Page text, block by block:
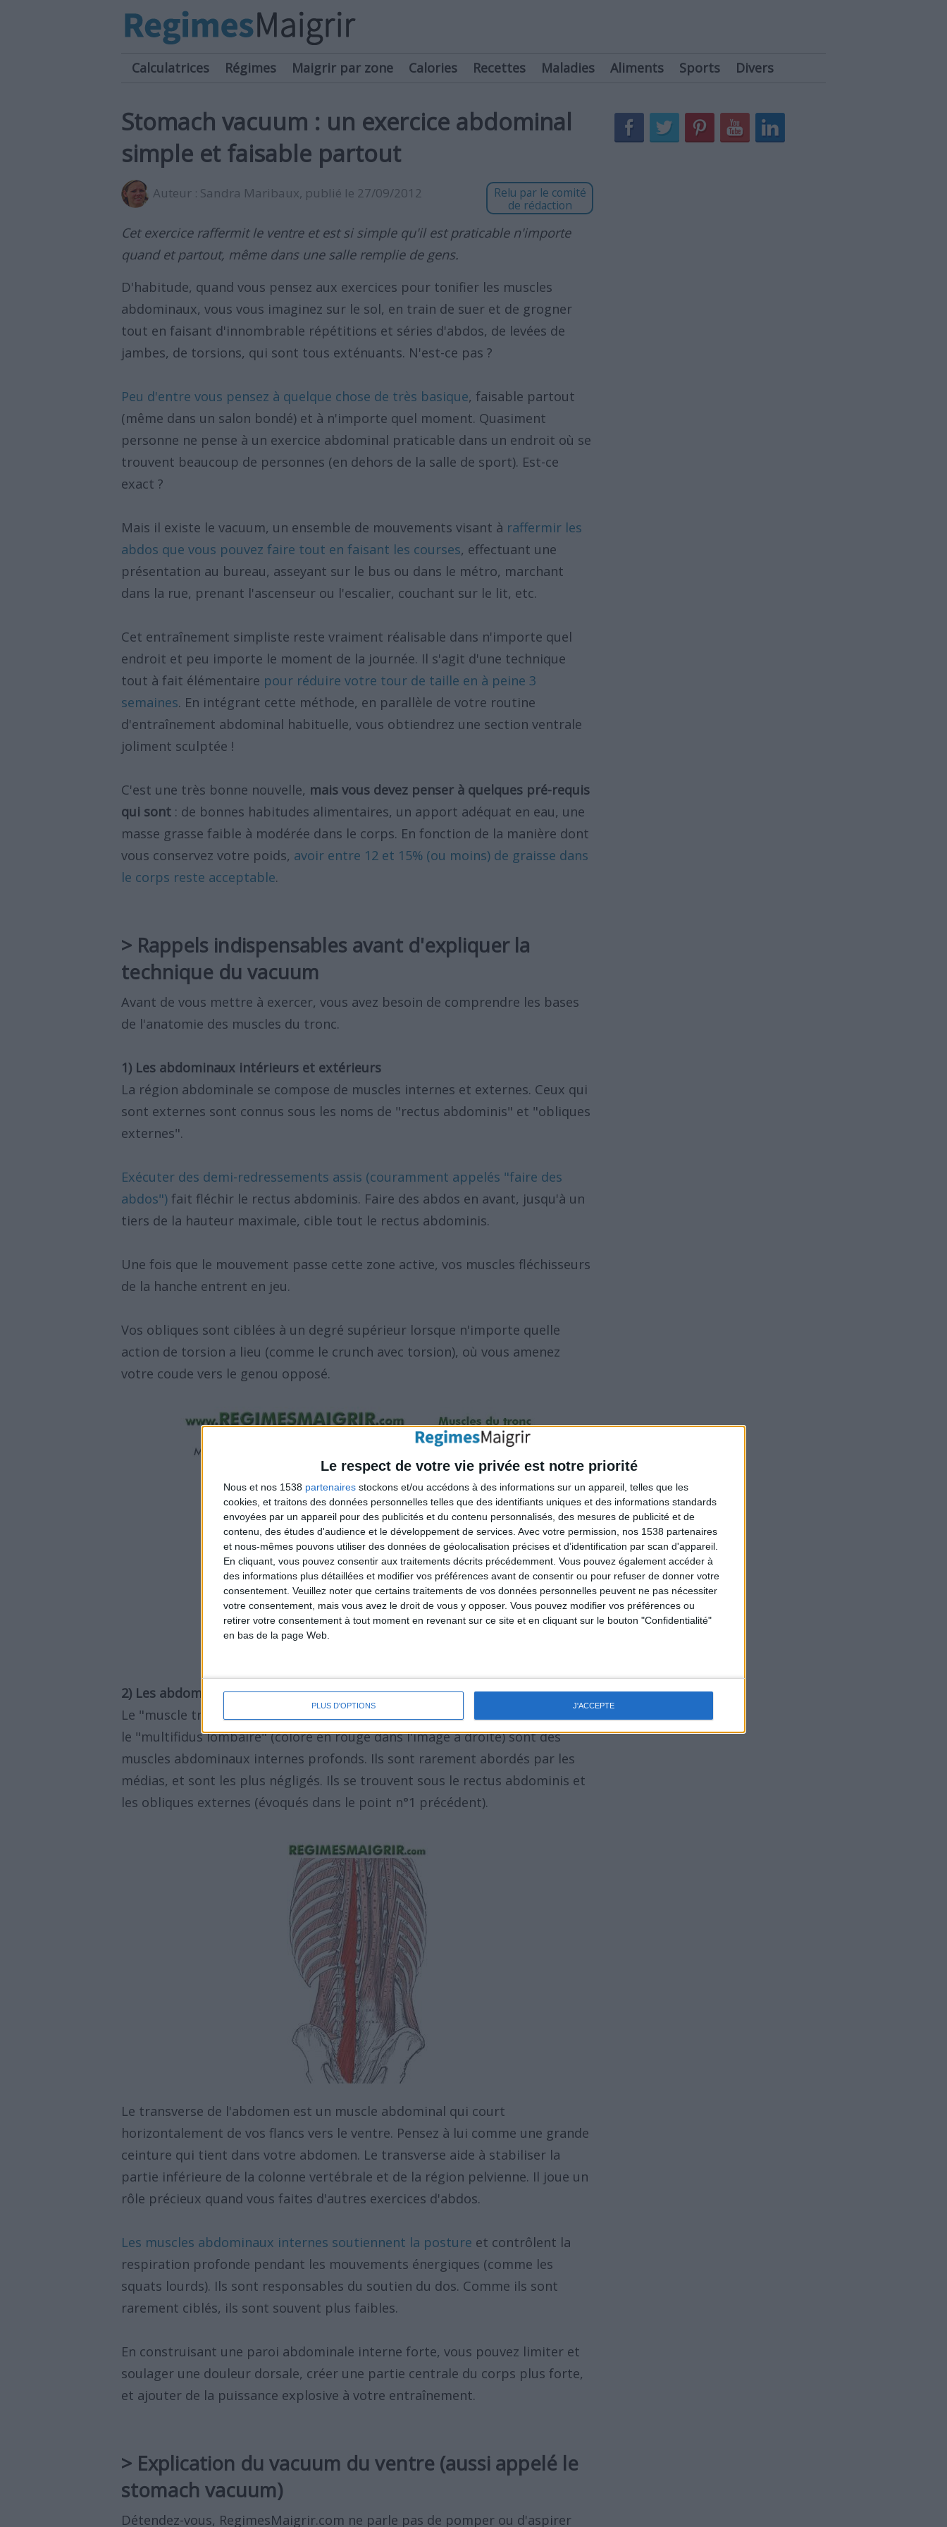
Le respect de votre vie privée est notre priorité
Nous et nos 1538 partenaires stockons et/ou accédons à des informations sur un appareil, telles que les
cookies, et traitons des données personnelles telles que des identifiants uniques et des informations standards
envoyées par un appareil pour des publicités et du contenu personnalisés, des mesures de publicité et de
contenu, des études d'audience et le développement de services. Avec votre permission, nos 1538 partenaires
et nous-mêmes pouvons utiliser des données de géolocalisation précises et d’identification par scan d'appareil.
En cliquant, vous pouvez consentir aux traitements décrits précédemment. Vous pouvez également accéder à
des informations plus détaillées et modifier vos préférences avant de consentir ou pour refuser de donner votre
consentement. Veuillez noter que certains traitements de vos données personnelles peuvent ne pas nécessiter
votre consentement, mais vous avez le droit de vous y opposer. Vous pouvez modifier vos préférences ou
retirer votre consentement à tout moment en revenant sur ce site et en cliquant sur le bouton "Confidentialité"
en bas de la page Web.
PLUS D'OPTIONS J'ACCEPTE
Calculatrices Régimes Maigrir par zone Calories Recettes Maladies Aliments Sports Divers
Stomach vacuum : un exercice abdominal
simple et faisable partout
Auteur : Sandra Maribaux, publié le 27/09/2012
Relu par le comité
de rédaction
Cet exercice raffermit le ventre et est si simple qu'il est praticable n'importe
quand et partout, même dans une salle remplie de gens.
D'habitude, quand vous pensez aux exercices pour tonifier les muscles
abdominaux, vous vous imaginez sur le sol, en train de suer et de grogner
tout en faisant d'innombrable répétitions et séries d'abdos, de levées de
jambes, de torsions, qui sont tous exténuants. N'est-ce pas ?
Peu d'entre vous pensez à quelque chose de très basique, faisable partout
(même dans un salon bondé) et à n'importe quel moment. Quasiment
personne ne pense à un exercice abdominal praticable dans un endroit où se
trouvent beaucoup de personnes (en dehors de la salle de sport). Est-ce
exact ?
Mais il existe le vacuum, un ensemble de mouvements visant à raffermir les
abdos que vous pouvez faire tout en faisant les courses, effectuant une
présentation au bureau, asseyant sur le bus ou dans le métro, marchant
dans la rue, prenant l'ascenseur ou l'escalier, couchant sur le lit, etc.
Cet entraînement simpliste reste vraiment réalisable dans n'importe quel
endroit et peu importe le moment de la journée. Il s'agit d'une technique
tout à fait élémentaire pour réduire votre tour de taille en à peine 3
semaines. En intégrant cette méthode, en parallèle de votre routine
d'entraînement abdominal habituelle, vous obtiendrez une section ventrale
joliment sculptée !
C'est une très bonne nouvelle, mais vous devez penser à quelques pré-requis
qui sont : de bonnes habitudes alimentaires, un apport adéquat en eau, une
masse grasse faible à modérée dans le corps. En fonction de la manière dont
vous conservez votre poids, avoir entre 12 et 15% (ou moins) de graisse dans
le corps reste acceptable.
> Rappels indispensables avant d'expliquer la
technique du vacuum
Avant de vous mettre à exercer, vous avez besoin de comprendre les bases
de l'anatomie des muscles du tronc.
1) Les abdominaux intérieurs et extérieurs
La région abdominale se compose de muscles internes et externes. Ceux qui
sont externes sont connus sous les noms de "rectus abdominis" et "obliques
externes".
Exécuter des demi-redressements assis (couramment appelés "faire des
abdos") fait fléchir le rectus abdominis. Faire des abdos en avant, jusqu'à un
tiers de la hauteur maximale, cible tout le rectus abdominis.
Une fois que le mouvement passe cette zone active, vos muscles fléchisseurs
de la hanche entrent en jeu.
Vos obliques sont ciblées à un degré supérieur lorsque n'importe quelle
action de torsion a lieu (comme le crunch avec torsion), où vous amenez
votre coude vers le genou opposé.
2) Les abdominaux intérieurs
Le "muscle transverse de l'abdomen" (visible sur l'image située plus haut) et
le "multifidus lombaire" (coloré en rouge dans l'image à droite) sont des
muscles abdominaux internes profonds. Ils sont rarement abordés par les
médias, et sont les plus négligés. Ils se trouvent sous le rectus abdominis et
les obliques externes (évoqués dans le point n°1 précédent).
Le transverse de l'abdomen est un muscle abdominal qui court
horizontalement de vos flancs vers le ventre. Pensez à lui comme une grande
ceinture qui tient dans votre abdomen. Le transverse aide à stabiliser la
partie inférieure de la colonne vertébrale et de la région pelvienne. Il joue un
rôle précieux quand vous faites d'autres exercices d'abdos.
Les muscles abdominaux internes soutiennent la posture et contrôlent la
respiration profonde pendant les mouvements énergiques (comme les
squats lourds). Ils sont responsables du soutien du dos. Comme ils sont
rarement ciblés, ils sont souvent plus faibles.
En construisant une paroi abdominale interne forte, vous pouvez limiter et
soulager une douleur dorsale, créer une partie centrale du corps plus forte,
et ajouter de la puissance explosive à votre entraînement.
> Explication du vacuum du ventre (aussi appelé le
stomach vacuum)
Détendez-vous, RegimesMaigrir.com ne parle pas de pomper ou d'aspirer